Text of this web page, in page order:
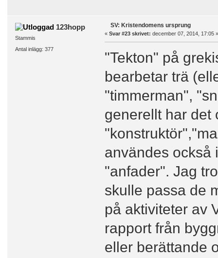
123hopp
Stammis
Antal inlägg: 377
SV: Kristendomens ursprung
« Svar #23 skrivet: december 07, 2014, 17:05 »
"Tekton" på
bearbetar trä
"timmerman",
generellt har det
användes också
"anfader". Jag
skulle passa de
på aktiviteter av
rapport från
eller berättande